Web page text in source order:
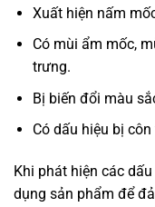
Xuất hiện nấm
Có mùi ẩm mốc,
trưng.
Bị biến đổi màu
Có dấu hiệu bị
Khi phát hiện các
dụng sản phẩm để